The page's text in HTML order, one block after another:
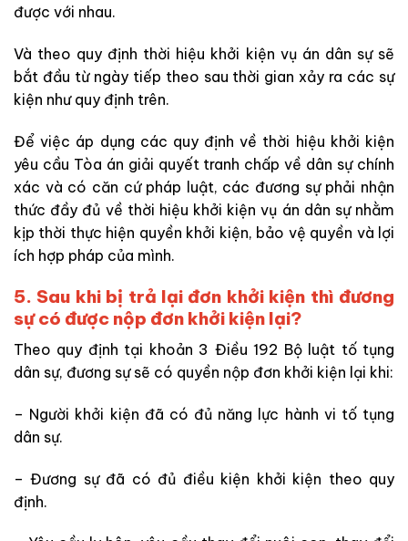
được với nhau.
Và theo quy định thời hiệu khởi kiện vụ án dân sự sẽ
bắt đầu từ ngày tiếp theo sau thời gian xảy ra các sự
kiện như quy định trên.
Để việc áp dụng các quy định về thời hiệu khởi kiện
yêu cầu Tòa án giải quyết tranh chấp về dân sự chính
xác và có căn cứ pháp luật, các đương sự phải nhận
thức đầy đủ về thời hiệu khởi kiện vụ án dân sự nhằm
kịp thời thực hiện quyền khởi kiện, bảo vệ quyền và lợi
ích hợp pháp của mình.
5. Sau khi bị trả lại đơn khởi kiện thì đương
sự có được nộp đơn khởi kiện lại?
Theo quy định tại khoản 3 Điều 192 Bộ luật tố tụng
dân sự, đương sự sẽ có quyền nộp đơn khởi kiện lại khi:
– Người khởi kiện đã có đủ năng lực hành vi tố tụng
dân sự.
– Đương sự đã có đủ điều kiện khởi kiện theo quy
định.